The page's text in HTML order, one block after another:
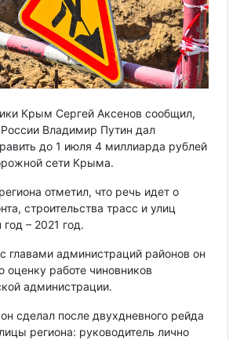
Крым Сергей Аксенов сообщил,
России Владимир Путин дал
до 1 июля 4 миллиарда рублей
сети Крыма.
отметил, что речь идет о
строительства трасс и улиц
– 2021 год.
главами администраций районов он
оценку работе чиновников
администрации.
сделал после двухдневного рейда
региона: руководитель лично